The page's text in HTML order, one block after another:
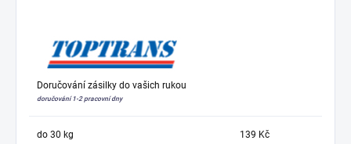
Doručování zásilky do vašich rukou
doručování 1-2 pracovní dny
do 30 kg 139 Kč